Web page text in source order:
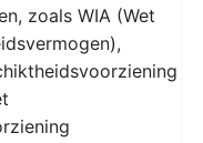
zoals WIA (Wet